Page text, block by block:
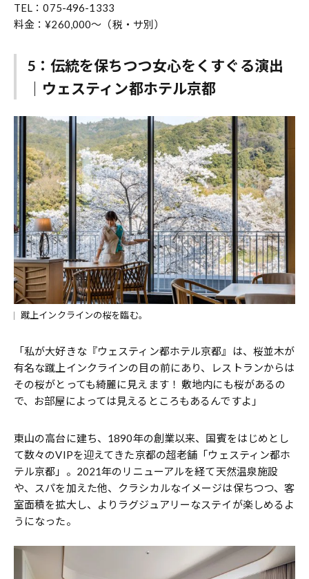
TEL：075-496-1333
料金：¥260,000〜（税・サ別）
5：伝統を保ちつつ女心をくすぐる演出
｜ウェスティン都ホテル京都
蹴上インクラインの桜を臨む。
「私が大好きな『ウェスティン都ホテル京都』は、桜並木が
有名な蹴上インクラインの目の前にあり、レストランからは
その桜がとっても綺麗に見えます！ 敷地内にも桜があるの
で、お部屋によっては見えるところもあるんですよ」
東山の高台に建ち、1890年の創業以来、国賓をはじめとし
て数々のVIPを迎えてきた京都の超老舗「ウェスティン都ホ
テル京都」。2021年のリニューアルを経て天然温泉施設
や、スパを加えた他、クラシカルなイメージは保ちつつ、客
室面積を拡大し、よりラグジュアリーなステイが楽しめるよ
うになった。